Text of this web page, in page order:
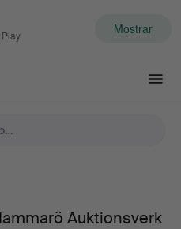
Mostrar
Auktionsverk